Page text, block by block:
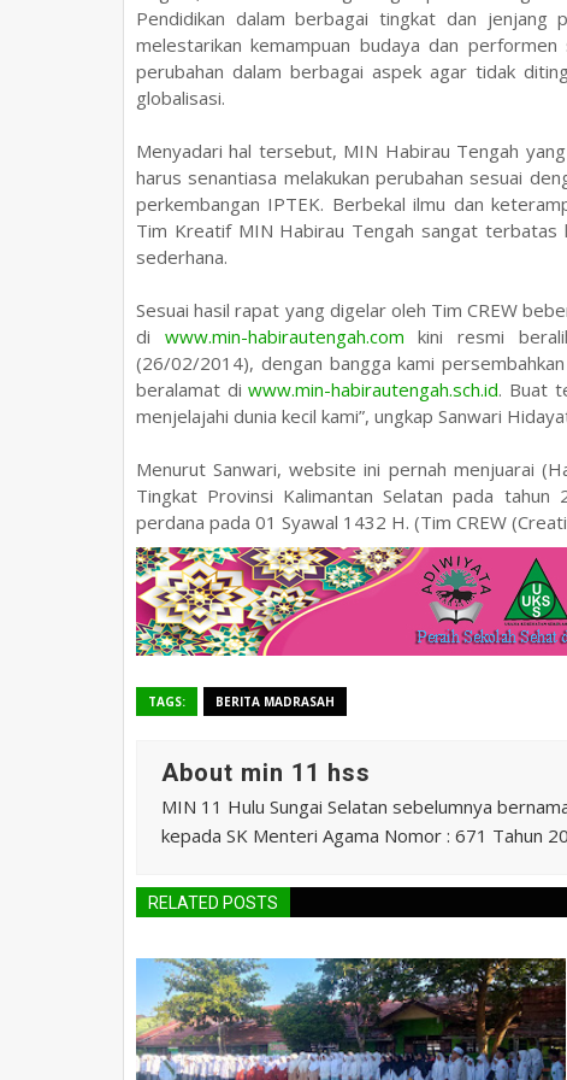
Pendidikan dalam berbagai tingkat dan jenjang
melestarikan kemampuan budaya dan
perubahan dalam berbagai aspek agar tidak
globalisasi.
Menyadari hal tersebut, MIN Habirau Tengah
harus senantiasa melakukan perubahan sesuai
perkembangan IPTEK. Berbekal ilmu dan
Tim Kreatif MIN Habirau Tengah sangat terbatas
sederhana.
Sesuai hasil rapat yang digelar oleh Tim CREW
di www.min-habirautengah.com kini resmi
(26/02/2014), dengan bangga kami
beralamat diwww.min-habirautengah.sch.id. Buat
menjelajahi dunia kecil kami”, ungkap Sanwari
Menurut Sanwari, website ini pernah menjuarai
Tingkat Provinsi Kalimantan Selatan pada tahun
perdana pada 01 Syawal 1432 H. (Tim CREW
TAGS: BERITA MADRASAH
About min 11 hss
MIN 11 Hulu Sungai Selatan sebelumnya
kepada SK Menteri Agama Nomor : 671 Tahun
RELATED POSTS